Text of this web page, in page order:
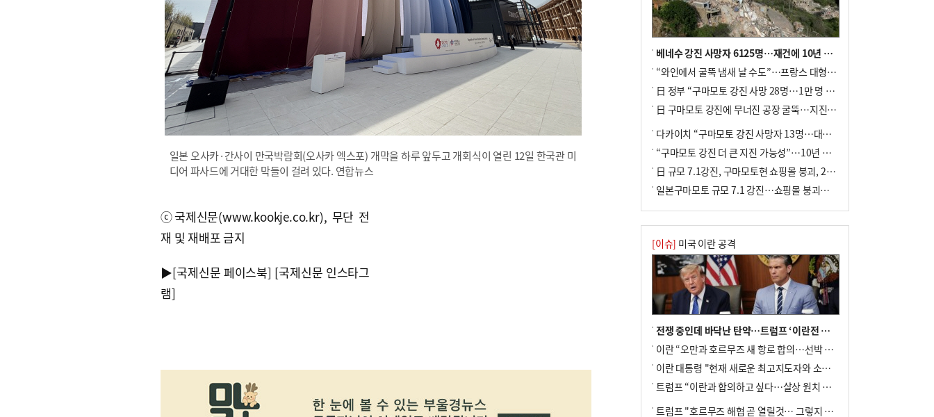
일본 오사카·간사이 만국박람회(오사카 엑스포) 개막을 하루 앞두고 개회식이 열린 12일 한국관 미
디어 파사드에 거대한 막들이 걸려 있다. 연합뉴스
ⓒ국제신문(www.kookje.co.kr), 무단 전
재 및 재배포 금지
▶[국제신문 페이스북] [국제신문 인스타그
램]
베네수 강진 사망자 6125명…재건에 10년 이상 걸릴수도
“와인에서 굴뚝 냄새 날 수도”…프랑스 대형 산불에 보르도 와인 품질 위협
日 정부 “구마모토 강진 사망 28명…1만 명 대피”
日 구마모토 강진에 무너진 공장 굴뚝…지진 사망자 최소 13명
다카이치 “구마모토 강진 사망자 13명…대규모 피해 확인”
“구마모토 강진 더 큰 지진 가능성”…10년 전 지진에 단층 재활성
日 규모 7.1강진, 구마모토현 쇼핑몰 붕괴, 2명 사망
일본구마모토 규모 7.1 강진…쇼핑몰 붕괴로 직원 20여 명 갇힌 듯
[이슈] 미국 이란 공격
전쟁 중인데 바닥난 탄약…트럼프 ‘이란전 무기고갈’ 국방장관 질책
이란 “오만과 호르무즈 새 항로 합의…선박 안전은 보장 못해”
이란 대통령 "현재 새로운 최고지도자와 소통 어려운 상황"
트럼프 “이란과 합의하고 싶다…살상 원치 않아”
트럼프 "호르무즈 해협 곧 열릴것… 그렇지 않으면 이란에 강력 공격"